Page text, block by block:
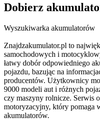
Dobierz
Wyszukiwarka akumulatorów
Znajdzakumulator.pl to
samochodowych i
łatwy dobór odpowiedniego
pojazdu, bazując na
producentów. Użytkownicy
9000 modeli aut i różnych
czy maszyny rolnicze. Serwis
motoryzacyjny, który pomaga
akumulatorów.